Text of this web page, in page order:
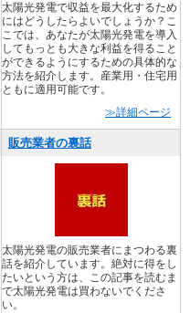
太陽光発電で収益を最大化するため
にはどうしたらよいでしょうか？こ
こでは、あなたが太陽光発電を導入
してもっとも大きな利益を得ること
ができるようにするための具体的な
方法を紹介します。産業用・住宅用
ともに適用可能です。
≫詳細ページ
販売業者の裏話
太陽光発電の販売業者にまつわる裏
話を紹介しています。絶対に得をし
たいという方は、この記事を読むま
で太陽光発電は買わないでくださ
い。